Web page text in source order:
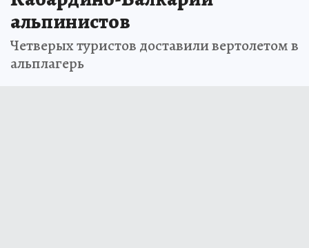
альпинистов
Четверых туристов доставили вертолетом в
альплагерь